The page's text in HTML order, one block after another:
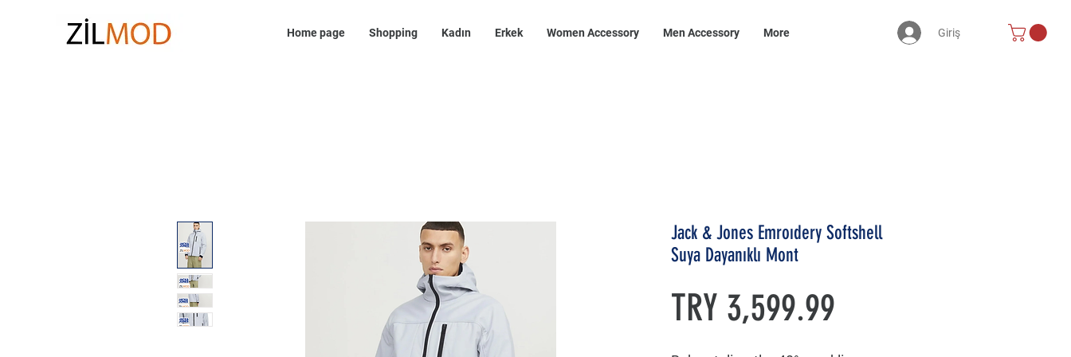
Giriş
Home page Shopping Kadın Erkek Women Accessory Men Accessory More
Jack & Jones Emroıdery Softshell
Suya Dayanıklı Mont
TRY 3,599.99